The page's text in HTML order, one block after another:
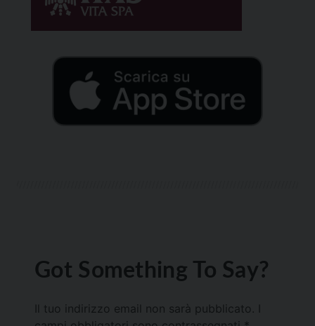
Got Something To Say?
Il tuo indirizzo email non sarà pubblicato.